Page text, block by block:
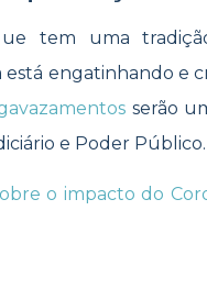
tem uma
está engatinhando e
serão
e Poder Público.
o impacto do